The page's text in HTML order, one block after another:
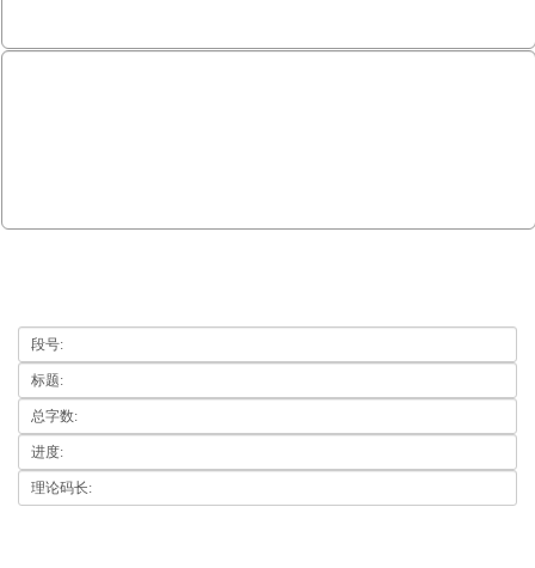
段号:
标题:
总字数:
进度:
理论码长: